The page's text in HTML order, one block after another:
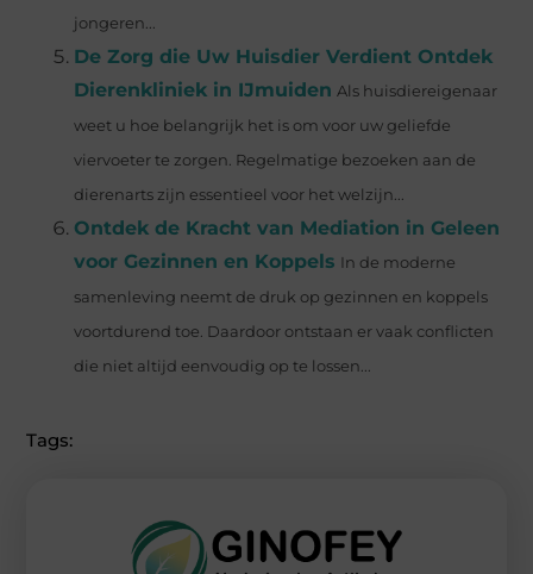
jongeren...
De Zorg die Uw Huisdier Verdient Ontdek
Dierenkliniek in IJmuiden Als huisdiereigenaar
weet u hoe belangrijk het is om voor uw geliefde
viervoeter te zorgen. Regelmatige bezoeken aan de
dierenarts zijn essentieel voor het welzijn...
Ontdek de Kracht van Mediation in Geleen
voor Gezinnen en Koppels In de moderne
samenleving neemt de druk op gezinnen en koppels
voortdurend toe. Daardoor ontstaan er vaak conflicten
die niet altijd eenvoudig op te lossen...
Tags: